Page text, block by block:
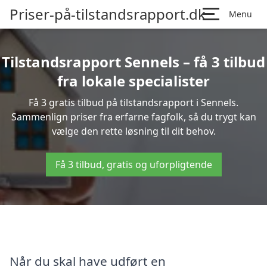
Priser-på-tilstandsrapport.dk Menu
Tilstandsrapport Sennels – få 3 tilbud
fra lokale specialister
Få 3 gratis tilbud på tilstandsrapport i Sennels.
Sammenlign priser fra erfarne fagfolk, så du trygt kan
vælge den rette løsning til dit behov.
Få 3 tilbud, gratis og uforpligtende
Når du skal have udført en